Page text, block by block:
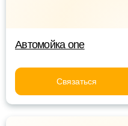
Автомойка one
Связаться